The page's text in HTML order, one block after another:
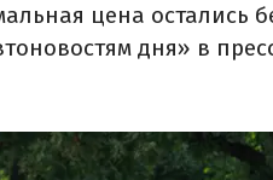
цена остались
дня» в